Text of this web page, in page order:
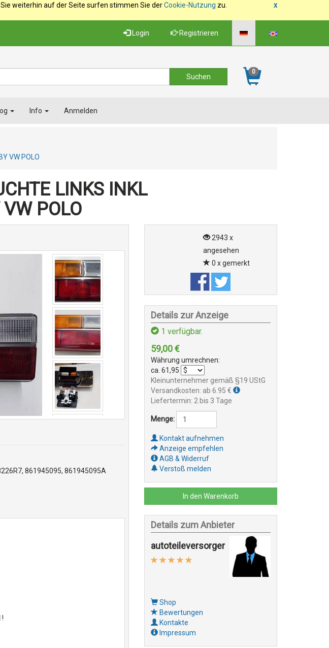
x
weiterhin auf der Seite surfen stimmen Sie derCookie-Nutzung zu.
Login Registrieren
0
Info Anmelden
VW POLO
LINKS INKL
POLO
861945095, 861945095A
!
2943 x
angesehen
0 x gemerkt
Details zur Anzeige
1 verfügbar.
59,00 €
Währung umrechnen:
ca. 61,95
Kleinunternehmer gemäß §19 UStG
Versandkosten: ab 6.95 €
Liefertermin: 2 bis 3 Tage
Menge:
Kontakt aufnehmen
Anzeige empfehlen
AGB & Widerruf
Verstoß melden
In den Warenkorb
Details zum Anbieter
autoteileversorger
Shop
Bewertungen
Kontakte
Impressum